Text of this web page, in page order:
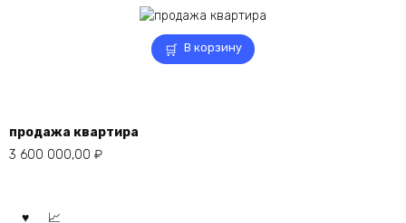
В корзину
продажа квартира
3 600 000,00 ₽